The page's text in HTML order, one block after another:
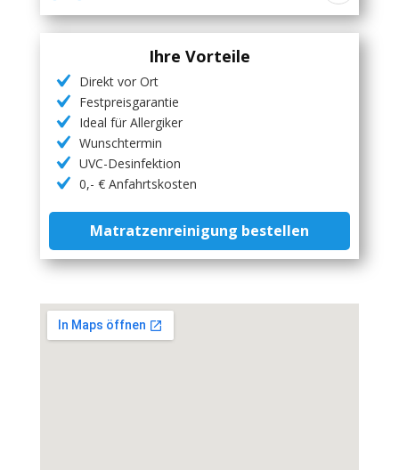
Ihre Vorteile
Direkt vor Ort
Festpreisgarantie
Ideal für Allergiker
Wunschtermin
UVC-Desinfektion
0,- € Anfahrtskosten
Matratzenreinigung bestellen